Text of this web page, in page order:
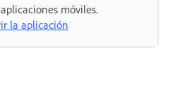
móviles.
la aplicación